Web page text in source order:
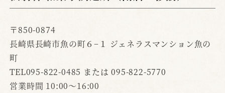
〒850-0874
長崎県長崎市魚の町６−１ ジェネラスマンション魚の
町
TEL095-822-0485 または 095-822-5770
営業時間 10:00～16:00